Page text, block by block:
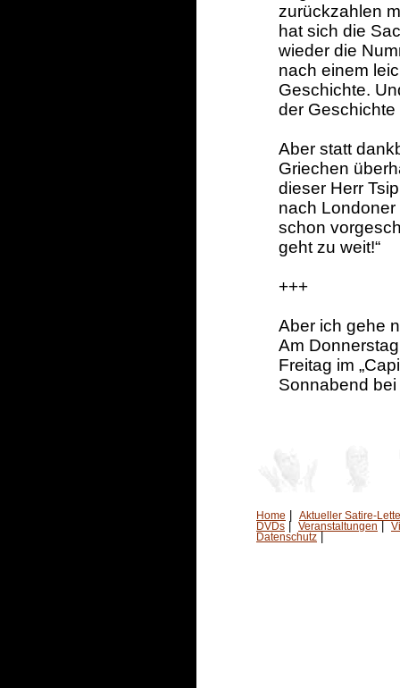
zurückzahlen
hat sich die
wieder die
nach einem
Geschichte.
der
Aber statt
Griechen
dieser Herr
nach Londoner
schon
geht zu weit!“
+++
Aber ich gehe
Am
Freitag im
Sonnabend bei
Home
Aktueller Satire-
DVDs | Veranstaltungen
Datenschutz